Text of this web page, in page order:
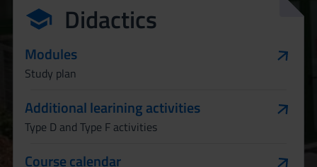
Didactics
Modules
Study plan
Additional learining activities
Type D and Type F activities
Course calendar